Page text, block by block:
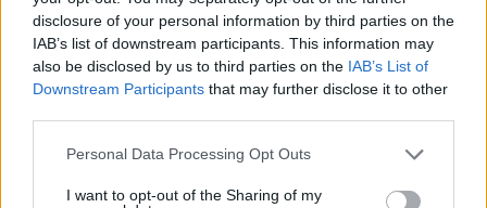
disclosure of your personal information by third parties on the
IAB’s list of downstream participants. This information may
also be disclosed by us to third parties on the IAB’s List of
Downstream Participants that may further disclose it to other
Please note that this website/app uses one or more Google
not limited to your visit or usage behaviour. You may click to
Personal Data Processing Opt Outs
I want to opt-out of the Sharing of my
Γιατί δεν έσωσα το κουτάβι: Ο ερευνητής που
κατέγραφε τη συμβίωση του μικρού σκυλιού με
αγέλη λύκων εξηγεί γιατί δεν επενέβη, όταν το
είδε άρρωστο
06.08.2026, 19:34
μητέρα στα Μάλια: Βούτηξε για να